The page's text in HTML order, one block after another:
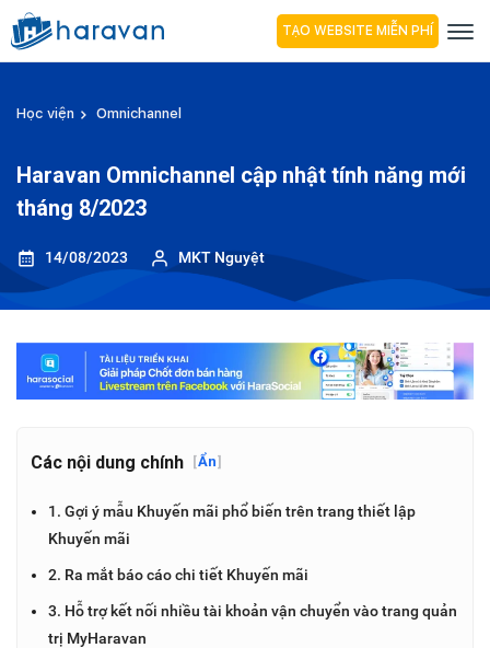
TẠO WEBSITE MIỄN PHÍ
Học viện Omnichannel
Haravan Omnichannel cập nhật tính năng mới
tháng 8/2023
14/08/2023 MKT Nguyệt
Các nội dung chính [Ẩn]
1. Gợi ý mẫu Khuyến mãi phổ biến trên trang thiết lập
Khuyến mãi
2. Ra mắt báo cáo chi tiết Khuyến mãi
3. Hỗ trợ kết nối nhiều tài khoản vận chuyển vào trang quản
trị MyHaravan